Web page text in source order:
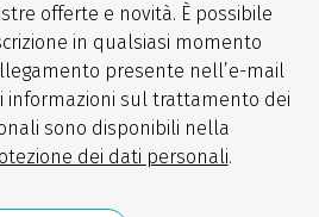
offerte e novità. È possibile
in qualsiasi momento
presente nell’e-mail
informazioni sul trattamento dei
sono disponibili nella
dei dati personali.